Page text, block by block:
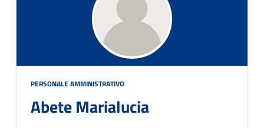
PERSONALE AMMINISTRATIVO
Abete Marialucia